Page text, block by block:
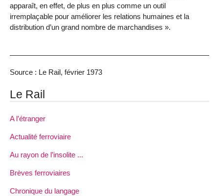
apparaît, en effet, de plus en plus comme un outil
irremplaçable pour améliorer les relations humaines et la
distribution d’un grand nombre de marchandises ».
Source : Le Rail, février 1973
Le Rail
A l’étranger
Actualité ferroviaire
Au rayon de l’insolite ...
Brèves ferroviaires
Chronique du langage